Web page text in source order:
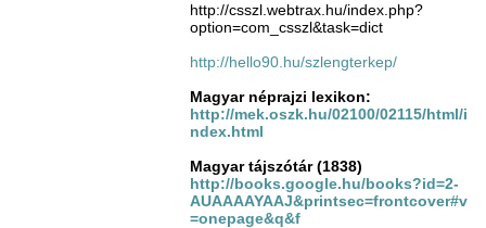
http://csszl.webtrax.hu/index.php?
option=com_csszl&task=dict
http://hello90.hu/szlengterkep/
Magyar néprajzi lexikon:
http://mek.oszk.hu/02100/02115/html/i
ndex.html
Magyar tájszótár (1838)
http://books.google.hu/books?id=2-
AUAAAAYAAJ&printsec=frontcover#v
=onepage&q&f